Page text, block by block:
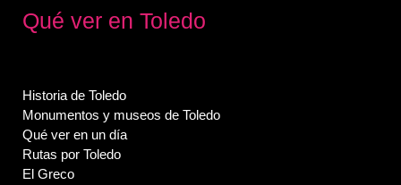
Qué ver en Toledo
Historia de Toledo
Monumentos y museos de Toledo
Qué ver en un día
Rutas por Toledo
El Greco